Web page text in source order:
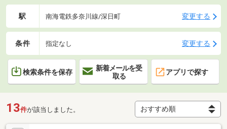
駅 南海電鉄多奈川線/深日町 変更する
条件 指定なし 変更する
検索条件を保存
新着メールを受
取る
アプリで探す
13件が該当しました。